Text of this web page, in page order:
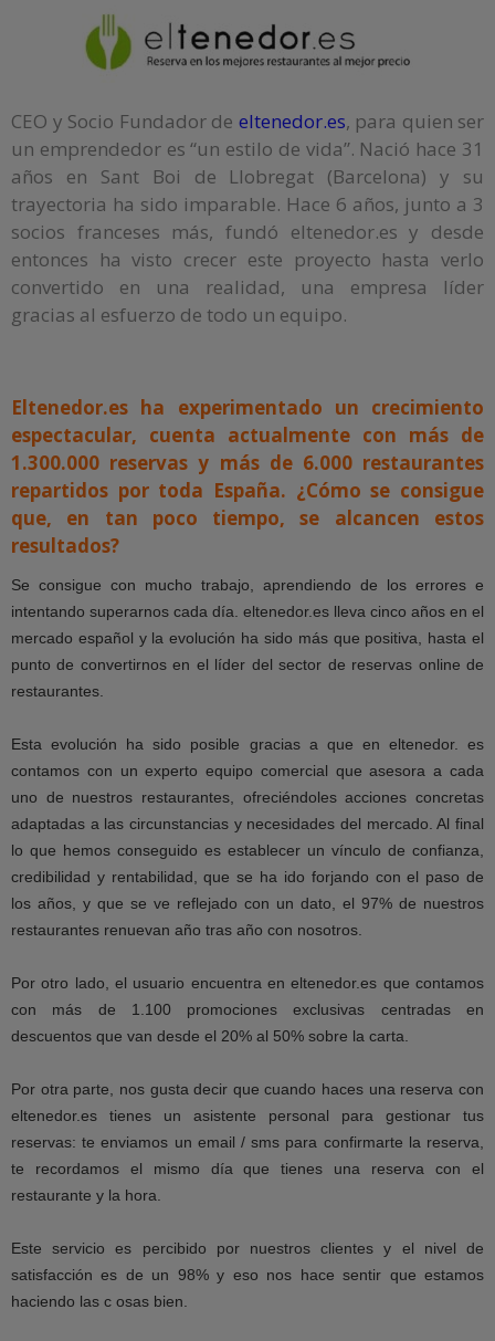
CEO y Socio Fundador de eltenedor.es, para quien ser
un emprendedor es “un estilo de vida”. Nació hace 31
años en Sant Boi de Llobregat (Barcelona) y su
trayectoria ha sido imparable. Hace 6 años, junto a 3
socios franceses más, fundó eltenedor.es y desde
entonces ha visto crecer este proyecto hasta verlo
convertido en una realidad, una empresa líder
gracias al esfuerzo de todo un equipo.
Eltenedor.es ha experimentado un crecimiento
espectacular, cuenta actualmente con más de
1.300.000 reservas y más de 6.000 restaurantes
repartidos por toda España. ¿Cómo se consigue
que, en tan poco tiempo, se alcancen estos
resultados?
Se consigue con mucho trabajo, aprendiendo de los errores e
intentando superarnos cada día. eltenedor.es lleva cinco años en el
mercado español y la evolución ha sido más que positiva, hasta el
punto de convertirnos en el líder del sector de reservas online de
restaurantes.
Esta evolución ha sido posible gracias a que en eltenedor. es
contamos con un experto equipo comercial que asesora a cada
uno de nuestros restaurantes, ofreciéndoles acciones concretas
adaptadas a las circunstancias y necesidades del mercado. Al final
lo que hemos conseguido es establecer un vínculo de confianza,
credibilidad y rentabilidad, que se ha ido forjando con el paso de
los años, y que se ve reflejado con un dato, el 97% de nuestros
restaurantes renuevan año tras año con nosotros.
Por otro lado, el usuario encuentra en eltenedor.es que contamos
con más de 1.100 promociones exclusivas centradas en
descuentos que van desde el 20% al 50% sobre la carta.
Por otra parte, nos gusta decir que cuando haces una reserva con
eltenedor.es tienes un asistente personal para gestionar tus
reservas: te enviamos un email / sms para confirmarte la reserva,
te recordamos el mismo día que tienes una reserva con el
restaurante y la hora.
Este servicio es percibido por nuestros clientes y el nivel de
satisfacción es de un 98% y eso nos hace sentir que estamos
haciendo las c osas bien.